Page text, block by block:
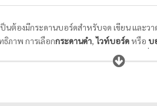
ต้องมีกระดานบอร์ดสำหรับจด เขียน และว
ภาพ การเลือกกระดานดำ,ไวท์บอร์ดหรือ บ
หยิบใช้งานได้สะดวกตลอดการประชุม และเพื่
ะได้ขาวเหมือนใหม่อยู่เสมอ นอกจากนี้ยังมีอุ